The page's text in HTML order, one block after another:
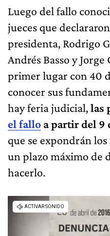
Luego del fallo
jueces que
presidenta, Rodrigo
Andrés Basso y
primer lugar con 40
conocer sus
hay feria judicial,las
el fallo a partir del 9
que se expondrán
un plazo máximo de
hacerlo.